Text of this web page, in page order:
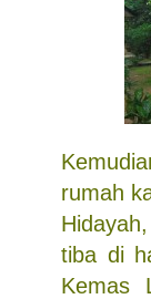
rumah
tiba di
Kemas